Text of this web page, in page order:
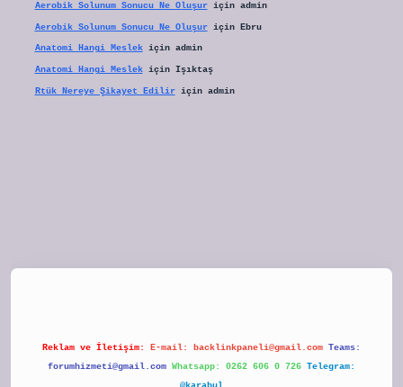
Aerobik Solunum Sonucu Ne Oluşuriçin admin
Aerobik Solunum Sonucu Ne Oluşuriçin Ebru
Anatomi Hangi Meslekiçin admin
Anatomi Hangi Meslekiçin Işıktaş
Rtük Nereye Şikayet Ediliriçin admin
Reklam ve İletişim: E-mail: backlinkpaneli@gmail.com Teams:
forumhizmeti@gmail.com Whatsapp: 0262 606 0 726 Telegram: